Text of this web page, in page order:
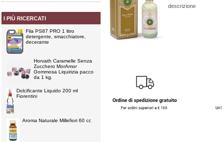
I PIÙ RICERCATI
Fila PS87 PRO 1 litro
detergente, smacchiatore,
decerante
Horvath Caramelle Senza
Zucchero MorAmor
Gommosa Liquirizia pacco
da 1 kg.
Dolcificante Liquido 200 ml
Fiorentini
Aroma Naturale Millefiori 60 cc
descrizione